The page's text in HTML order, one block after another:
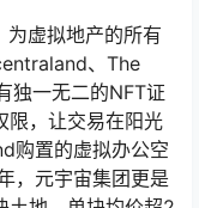
为虚拟地产的所有
、The
独一无二的NFT证
限，让交易在阳光
购置的虚拟办公空
，元宇宙集团更是